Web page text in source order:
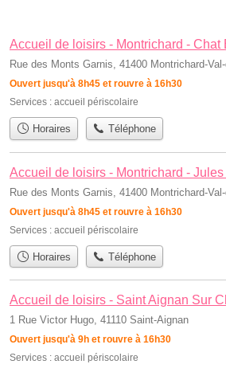
Accueil de loisirs - Montrichard - Chat
Rue des Monts Garnis, 41400 Montrichard-
Ouvert jusqu'à 8h45 et rouvre à 16h30
Services : accueil périscolaire
Horaires Téléphone
Accueil de loisirs - Montrichard - Jules
Rue des Monts Garnis, 41400 Montrichard-
Ouvert jusqu'à 8h45 et rouvre à 16h30
Services : accueil périscolaire
Horaires Téléphone
Accueil de loisirs - Saint Aignan Sur
1 Rue Victor Hugo, 41110 Saint-Aignan
Ouvert jusqu'à 9h et rouvre à 16h30
Services : accueil périscolaire